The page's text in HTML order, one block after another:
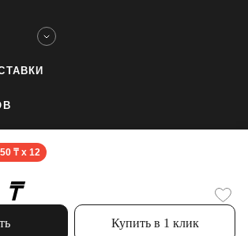
₸ x 12
₸
Купить в 1 клик
(Хоум Иколэджи Сэнтэ)», БИН: 190640023562. Все права
AM.PM использует cookie, чтобы сделать пользование
Узнайте больше про использование cookie.